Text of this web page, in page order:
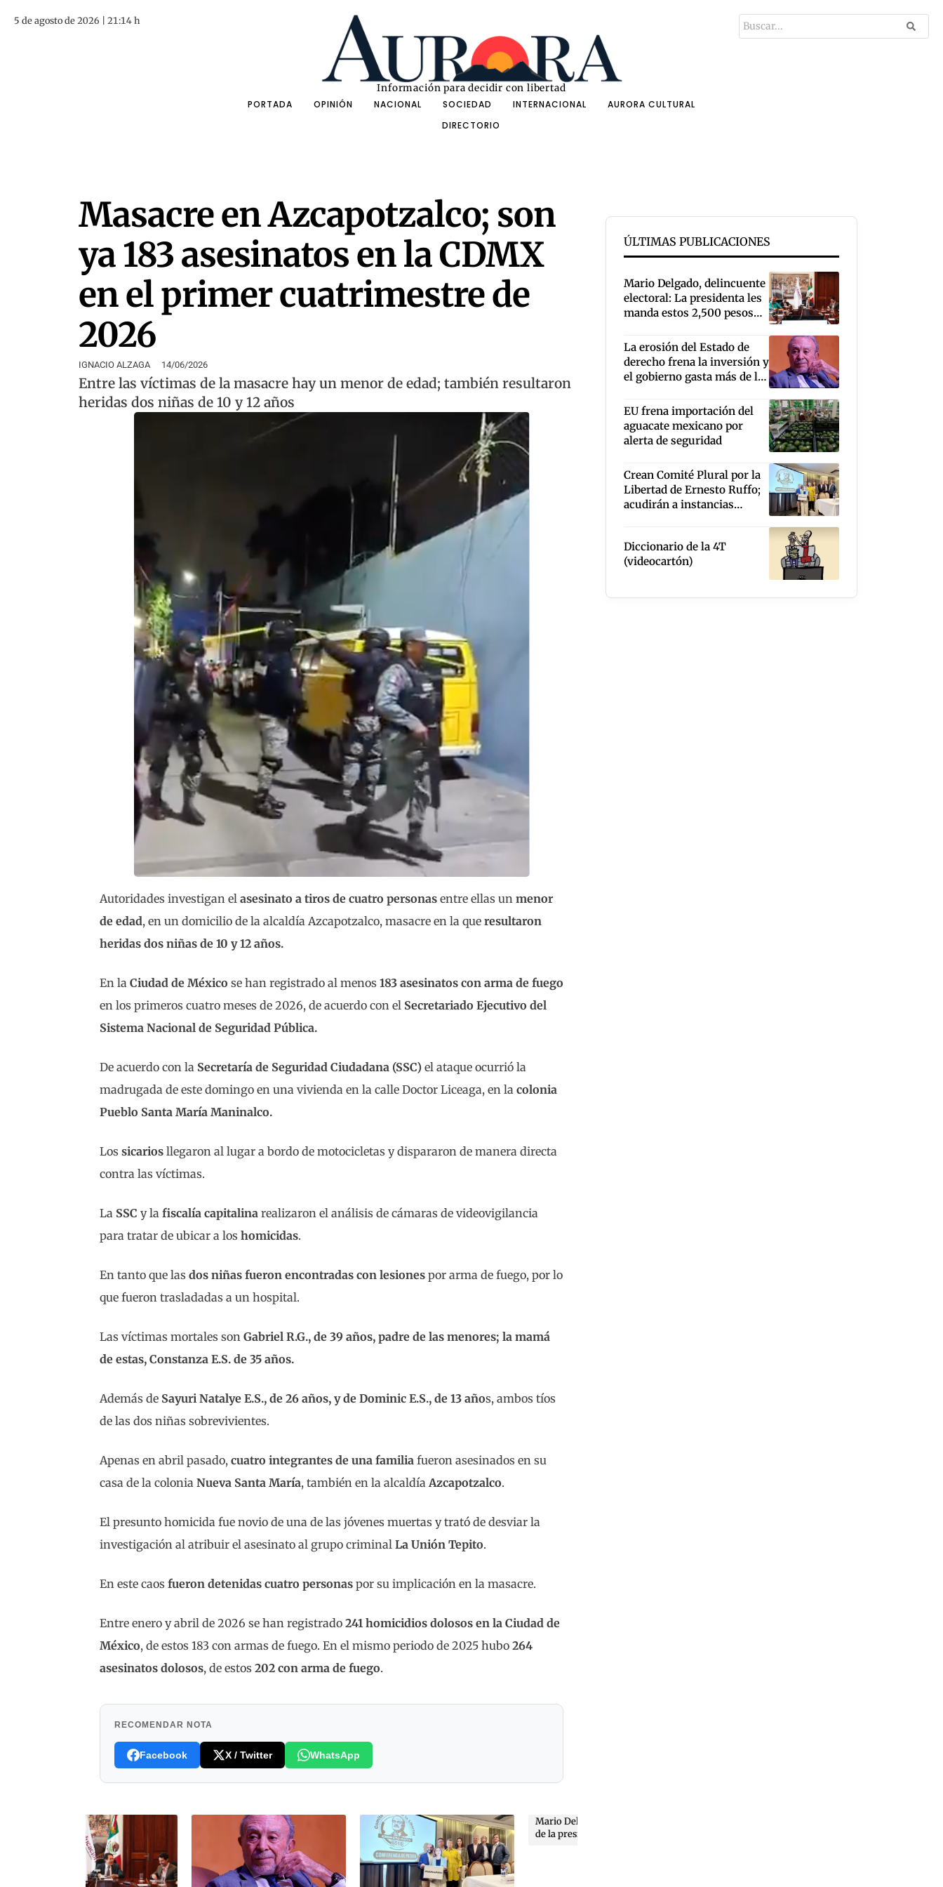
5 de agosto de 2026 | 21:14 h
Información para decidir con libertad
PORTADA
OPINIÓN NACIONAL SOCIEDAD INTERNACIONAL
AURORA CULTURAL
DIRECTORIO
Masacre en Azcapotzalco; son
ya 183 asesinatos en la CDMX
en el primer cuatrimestre de
2026
IGNACIO ALZAGA 14/06/2026
Entre las víctimas de la masacre hay un menor de edad; también resultaron
heridas dos niñas de 10 y 12 años
Autoridades investigan el asesinato a tiros de cuatro personas entre ellas un menor
de edad, en un domicilio de la alcaldía Azcapotzalco, masacre en la que resultaron
heridas dos niñas de 10 y 12 años.
En la Ciudad de México se han registrado al menos 183 asesinatos con arma de fuego
en los primeros cuatro meses de 2026, de acuerdo con el Secretariado Ejecutivo del
Sistema Nacional de Seguridad Pública.
De acuerdo con la Secretaría de Seguridad Ciudadana (SSC) el ataque ocurrió la
madrugada de este domingo en una vivienda en la calle Doctor Liceaga, en la colonia
Pueblo Santa María Maninalco.
Los sicarios llegaron al lugar a bordo de motocicletas y dispararon de manera directa
contra las víctimas.
La SSC y la fiscalía capitalina realizaron el análisis de cámaras de videovigilancia
para tratar de ubicar a los homicidas.
En tanto que las dos niñas fueron encontradas con lesiones por arma de fuego, por lo
que fueron trasladadas a un hospital.
Las víctimas mortales son Gabriel R.G., de 39 años, padre de las menores; la mamá
de estas, Constanza E.S. de 35 años.
Además de Sayuri Natalye E.S., de 26 años, y de Dominic E.S., de 13 años, ambos tíos
de las dos niñas sobrevivientes.
Apenas en abril pasado, cuatro integrantes de una familia fueron asesinados en su
casa de la colonia Nueva Santa María, también en la alcaldíaAzcapotzalco.
El presunto homicida fue novio de una de las jóvenes muertas y trató de desviar la
investigación al atribuir el asesinato al grupo criminal La Unión Tepito.
En este caos fueron detenidas cuatro personas por su implicación en la masacre.
Entre enero y abril de 2026 se han registrado 241 homicidios dolosos en la Ciudad de
México, de estos 183 con armas de fuego. En el mismo periodo de 2025 hubo 264
asesinatos dolosos, de estos 202 con arma de fuego.
RECOMENDAR NOTA
Facebook X / Twitter WhatsApp
Mario Delgado y “el dinerito”
de la presidenta
ÚLTIMAS PUBLICACIONES
Mario Delgado, delincuente
electoral: La presidenta les
manda estos 2,500 pesos
construyendo sus sueños
La erosión del Estado de
derecho frena la inversión y
el gobierno gasta más de lo
Ortiz
EU frena importación del
aguacate mexicano por
alerta de seguridad
Crean Comité Plural por la
Libertad de Ernesto Ruffo;
acudirán a instancias
Diccionario de la 4T
(videocartón)